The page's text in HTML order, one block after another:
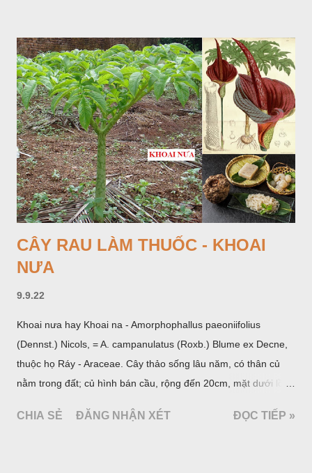
CÂY RAU LÀM THUỐC - KHOAI
NƯA
9.9.22
Khoai nưa hay Khoai na - Amorphophallus paeoniifolius
(Dennst.) Nicols, = A. campanulatus (Roxb.) Blume ex Decne,
thuộc họ Ráy - Araceae. Cây thảo sống lâu năm, có thân củ
nằm trong đất; củ hình bán cầu, rộng đến 20cm, mặt dưới lồi
quanh có 3-5 mấu lồi; vỏ củ màu nâu, thịt trắng vàng và cứng.
CHIA SẺ ĐĂNG NHẬN XÉT ĐỌC TIẾP »